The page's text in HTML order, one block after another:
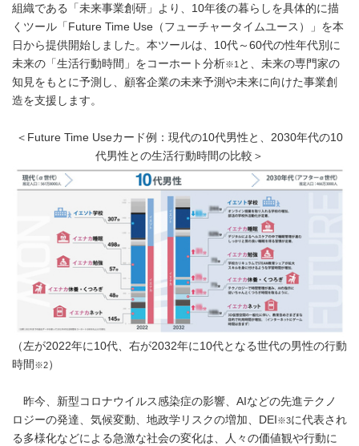
組織である「未来事業創研」より、10年後の暮らしを具体的に描
くツール「Future Time Use（フューチャータイムユース）」を本
日から提供開始しました。本ツールは、10代～60代の性年代別に
未来の「生活行動時間」をコーホート分析※1 と、未来の専門家の
知見をもとに予測し、顧客企業の未来予測や未来に向けた事業創
造を支援します。
＜Future Time Useカード例：現代の10代男性と、2030年代の10
代男性との生活行動時間の比較＞
（左が2022年に10代、右が2032年に10代となる世代の男性の行動
時間 ※2）
昨今、新型コロナウイルス感染症の影響、AIなどの先進テクノ
ロジーの発達、気候変動、地政学リスクの増加、DEI ※3に代表され
る多様化などによる急激な社会の変化は、人々の価値観や行動に